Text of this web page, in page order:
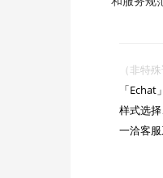
（非特
「
样式选
一洽客